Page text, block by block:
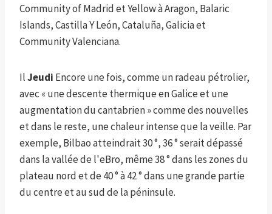
Community of Madrid et Yellow à Aragon, Balaric
Islands, Castilla Y León, Cataluña, Galicia et
Community Valenciana.
IlJeudi Encore une fois, comme un radeau pétrolier,
avec « une descente thermique en Galice et une
augmentation du cantabrien » comme des nouvelles
et dans le reste, une chaleur intense que la veille. Par
exemple, Bilbao atteindrait 30 °, 36 ° serait dépassé
dans la vallée de l'eBro, même 38 ° dans les zones du
plateau nord et de 40 ° à 42 ° dans une grande partie
du centre et au sud de la péninsule.